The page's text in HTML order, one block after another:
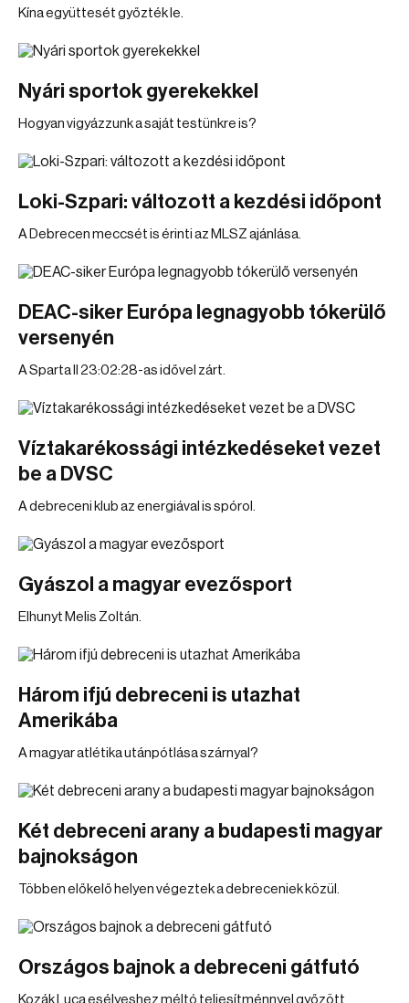
Kína együttesét győzték le.
Nyári sportok gyerekekkel
Hogyan vigyázzunk a saját testünkre is?
Loki-Szpari: változott a kezdési időpont
A Debrecen meccsét is érinti az MLSZ ajánlása.
DEAC-siker Európa legnagyobb tókerülő
versenyén
A Sparta II 23:02:28-as idővel zárt.
Víztakarékossági intézkedéseket vezet
be a DVSC
A debreceni klub az energiával is spórol.
Gyászol a magyar evezősport
Elhunyt Melis Zoltán.
Három ifjú debreceni is utazhat
Amerikába
A magyar atlétika utánpótlása szárnyal?
Két debreceni arany a budapesti magyar
bajnokságon
Többen előkelő helyen végeztek a debreceniek közül.
Országos bajnok a debreceni gátfutó
Kozák Luca esélyeshez méltó teljesítménnyel győzött.